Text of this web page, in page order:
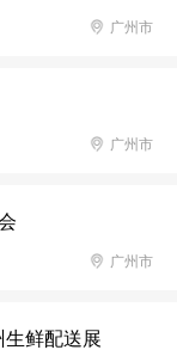
广州市
广州市
广州市
鲜配送展